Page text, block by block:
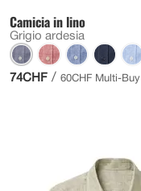
Camicia in lino
Grigio ardesia
74CHF / 60CHF Multi-Buy